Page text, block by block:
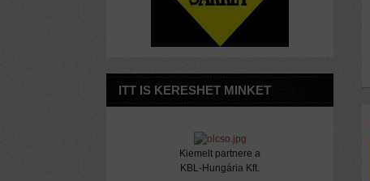
ITT IS KERESHET MINKET
Kiemelt partnere a
KBL-Hungária Kft.